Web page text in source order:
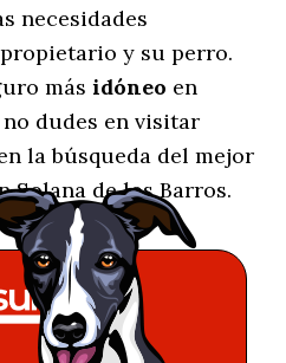
necesidades
y su perro.
másidóneo en
dudes en visitar
la búsqueda del mejor
Solana de los Barros.